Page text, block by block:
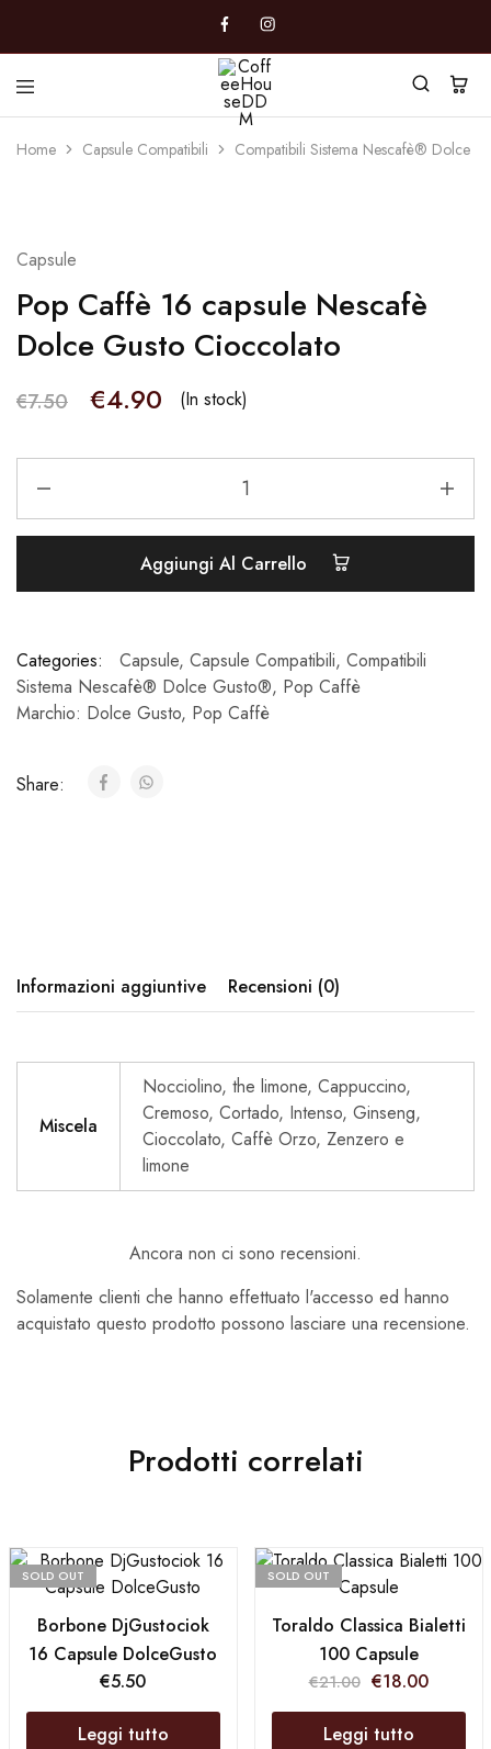
CoffeeHouseDDM
Caffè
Marano
Home Capsule Compatibili Compatibili Sistema Nescafè® Dolce
Capsule
Pop Caffè 16 capsule Nescafè
Dolce Gusto Cioccolato
€7.50 €4.90 (In stock)
Aggiungi Al Carrello
Categories: Capsule, Capsule Compatibili, Compatibili
Sistema Nescafè® Dolce Gusto®, Pop Caffè
Marchio: Dolce Gusto, Pop Caffè
Share:
Informazioni aggiuntive Recensioni (0)
Miscela
Nocciolino, the limone, Cappuccino,
Cremoso, Cortado, Intenso, Ginseng,
Cioccolato, Caffè Orzo, Zenzero e
limone
Ancora non ci sono recensioni.
Solamente clienti che hanno effettuato l'accesso ed hanno
acquistato questo prodotto possono lasciare una recensione.
Prodotti correlati
SOLD OUT
Borbone DjGustociok
16 Capsule DolceGusto
€5.50
Leggi tutto
SOLD OUT
Toraldo Classica Bialetti
100 Capsule
€21.00 €18.00
Leggi tutto